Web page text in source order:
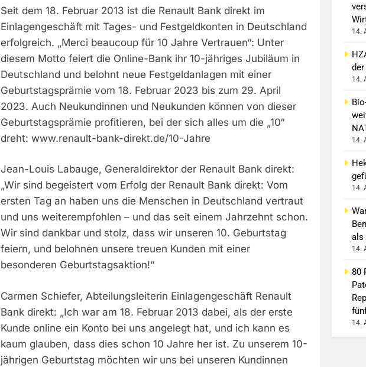
Seit dem 18. Februar 2013 ist die Renault Bank direkt im
Einlagengeschäft mit Tages- und Festgeldkonten in Deutschland
erfolgreich. „Merci beaucoup für 10 Jahre Vertrauen“: Unter
diesem Motto feiert die Online-Bank ihr 10-jähriges Jubiläum in
Deutschland und belohnt neue Festgeldanlagen mit einer
Geburtstagsprämie vom 18. Februar 2023 bis zum 29. April
2023. Auch Neukundinnen und Neukunden können von dieser
Geburtstagsprämie profitieren, bei der sich alles um die „10“
dreht: www.renault-bank-direkt.de/10-Jahre
Jean-Louis Labauge, Generaldirektor der Renault Bank direkt:
„Wir sind begeistert vom Erfolg der Renault Bank direkt: Vom
ersten Tag an haben uns die Menschen in Deutschland vertraut
und uns weiterempfohlen – und das seit einem Jahrzehnt schon.
Wir sind dankbar und stolz, dass wir unseren 10. Geburtstag
feiern, und belohnen unsere treuen Kunden mit einer
besonderen Geburtstagsaktion!“
Carmen Schiefer, Abteilungsleiterin Einlagengeschäft Renault
Bank direkt: „Ich war am 18. Februar 2013 dabei, als der erste
Kunde online ein Konto bei uns angelegt hat, und ich kann es
kaum glauben, dass dies schon 10 Jahre her ist. Zu unserem 10-
jährigen Geburtstag möchten wir uns bei unseren Kundinnen
14.
14.
14.
14.
als
14.
80
14.